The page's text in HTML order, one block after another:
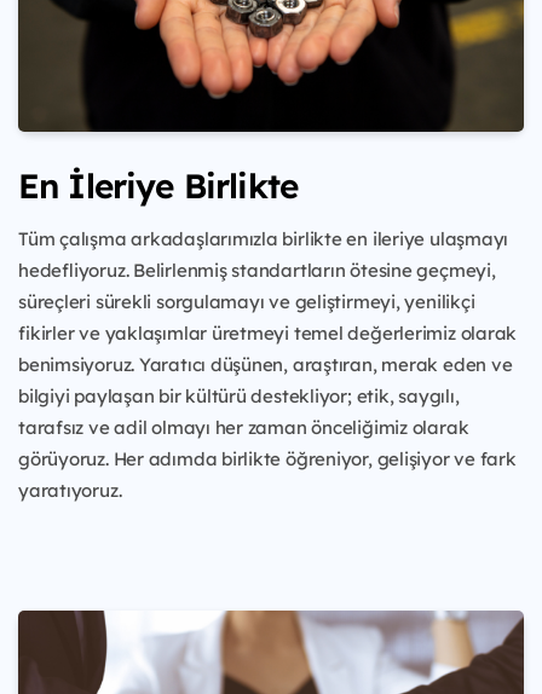
En İleriye Birlikte
Tüm çalışma arkadaşlarımızla birlikte en ileriye ulaşmayı
hedefliyoruz. Belirlenmiş standartların ötesine geçmeyi,
süreçleri sürekli sorgulamayı ve geliştirmeyi, yenilikçi
fikirler ve yaklaşımlar üretmeyi temel değerlerimiz olarak
benimsiyoruz. Yaratıcı düşünen, araştıran, merak eden ve
bilgiyi paylaşan bir kültürü destekliyor; etik, saygılı,
tarafsız ve adil olmayı her zaman önceliğimiz olarak
görüyoruz. Her adımda birlikte öğreniyor, gelişiyor ve fark
yaratıyoruz.